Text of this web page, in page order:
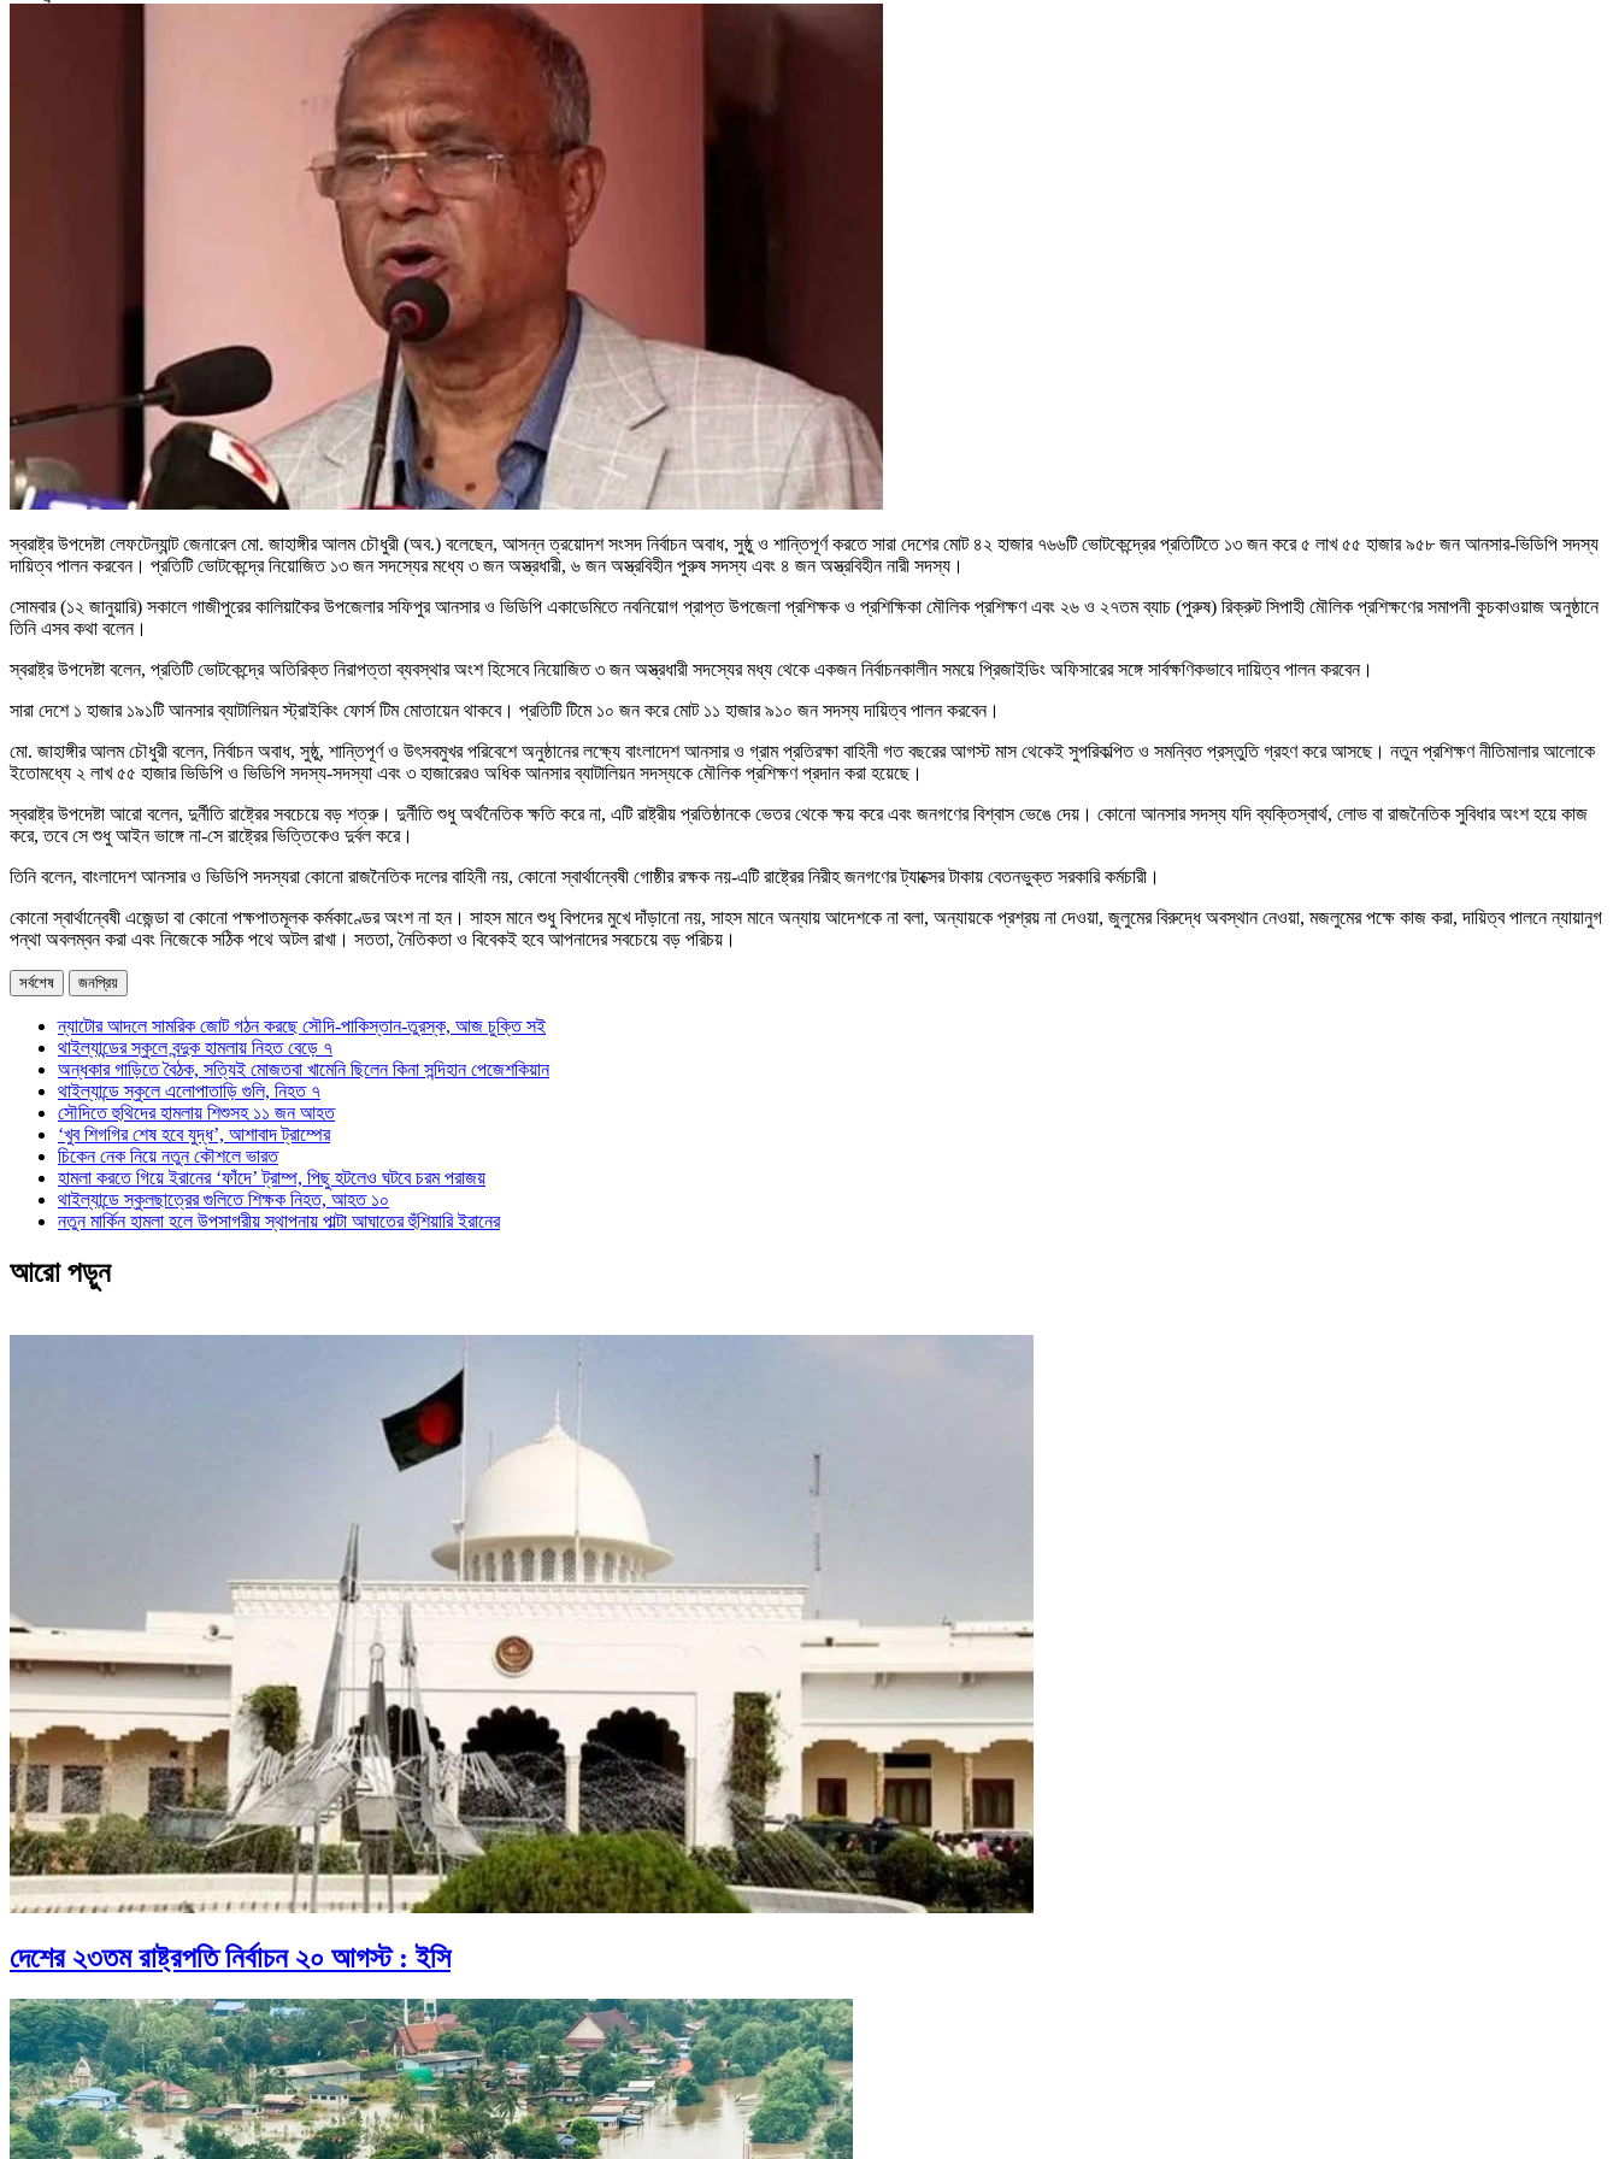
স্বরাষ্ট্র উপদেষ্টা লেফটেন্যান্ট জেনারেল মো. জাহাঙ্গীর আলম চৌধুরী (অব.) বলেছেন, আসন্ন ত্রয়োদশ সংসদ নির্বাচন অবাধ, সুষ্ঠু ও শান্তিপূর্ণ করতে সারা দেশের মোট ৪২ হাজার ৭৬৬টি ভোটকেন্দ্রের প্রতিটিতে ১৩ জন করে ৫ লাখ ৫৫ হাজার ৯৫৮ জন আনসার-ভিডিপি সদস্য
দায়িত্ব পালন করবেন। প্রতিটি ভোটকেন্দ্রে নিয়োজিত ১৩ জন সদস্যের মধ্যে ৩ জন অস্ত্রধারী, ৬ জন অস্ত্রবিহীন পুরুষ সদস্য এবং ৪ জন অস্ত্রবিহীন নারী সদস্য।
সোমবার (১২ জানুয়ারি) সকালে গাজীপুরের কালিয়াকৈর উপজেলার সফিপুর আনসার ও ভিডিপি একাডেমিতে নবনিয়োগ প্রাপ্ত উপজেলা প্রশিক্ষক ও প্রশিক্ষিকা মৌলিক প্রশিক্ষণ এবং ২৬ ও ২৭তম ব্যাচ (পুরুষ) রিক্রুট সিপাহী মৌলিক প্রশিক্ষণের সমাপনী কুচকাওয়াজ অনুষ্ঠানে
তিনি এসব কথা বলেন।
স্বরাষ্ট্র উপদেষ্টা বলেন, প্রতিটি ভোটকেন্দ্রে অতিরিক্ত নিরাপত্তা ব্যবস্থার অংশ হিসেবে নিয়োজিত ৩ জন অস্ত্রধারী সদস্যের মধ্য থেকে একজন নির্বাচনকালীন সময়ে প্রিজাইডিং অফিসারের সঙ্গে সার্বক্ষণিকভাবে দায়িত্ব পালন করবেন।
সারা দেশে ১ হাজার ১৯১টি আনসার ব্যাটালিয়ন স্ট্রাইকিং ফোর্স টিম মোতায়েন থাকবে। প্রতিটি টিমে ১০ জন করে মোট ১১ হাজার ৯১০ জন সদস্য দায়িত্ব পালন করবেন।
মো. জাহাঙ্গীর আলম চৌধুরী বলেন, নির্বাচন অবাধ, সুষ্ঠু, শান্তিপূর্ণ ও উৎসবমুখর পরিবেশে অনুষ্ঠানের লক্ষ্যে বাংলাদেশ আনসার ও গ্রাম প্রতিরক্ষা বাহিনী গত বছরের আগস্ট মাস থেকেই সুপরিকল্পিত ও সমন্বিত প্রস্তুতি গ্রহণ করে আসছে। নতুন প্রশিক্ষণ নীতিমালার আলোকে
ইতোমধ্যে ২ লাখ ৫৫ হাজার ভিডিপি ও ভিডিপি সদস্য-সদস্যা এবং ৩ হাজারেরও অধিক আনসার ব্যাটালিয়ন সদস্যকে মৌলিক প্রশিক্ষণ প্রদান করা হয়েছে।
স্বরাষ্ট্র উপদেষ্টা আরো বলেন, দুর্নীতি রাষ্ট্রের সবচেয়ে বড় শত্রু। দুর্নীতি শুধু অর্থনৈতিক ক্ষতি করে না, এটি রাষ্ট্রীয় প্রতিষ্ঠানকে ভেতর থেকে ক্ষয় করে এবং জনগণের বিশ্বাস ভেঙে দেয়। কোনো আনসার সদস্য যদি ব্যক্তিস্বার্থ, লোভ বা রাজনৈতিক সুবিধার অংশ হয়ে কাজ
করে, তবে সে শুধু আইন ভাঙ্গে না-সে রাষ্ট্রের ভিত্তিকেও দুর্বল করে।
তিনি বলেন, বাংলাদেশ আনসার ও ভিডিপি সদস্যরা কোনো রাজনৈতিক দলের বাহিনী নয়, কোনো স্বার্থান্বেষী গোষ্ঠীর রক্ষক নয়-এটি রাষ্ট্রের নিরীহ জনগণের ট্যাক্সের টাকায় বেতনভুক্ত সরকারি কর্মচারী।
কোনো স্বার্থান্বেষী এজেন্ডা বা কোনো পক্ষপাতমূলক কর্মকাণ্ডের অংশ না হন। সাহস মানে শুধু বিপদের মুখে দাঁড়ানো নয়, সাহস মানে অন্যায় আদেশকে না বলা, অন্যায়কে প্রশ্রয় না দেওয়া, জুলুমের বিরুদ্ধে অবস্থান নেওয়া, মজলুমের পক্ষে কাজ করা, দায়িত্ব পালনে ন্যায়ানুগ
পন্থা অবলম্বন করা এবং নিজেকে সঠিক পথে অটল রাখা। সততা, নৈতিকতা ও বিবেকই হবে আপনাদের সবচেয়ে বড় পরিচয়।
সর্বশেষ জনপ্রিয়
ন্যাটোর আদলে সামরিক জোট গঠন করছে সৌদি-পাকিস্তান-তুরস্ক, আজ চুক্তি সই
থাইল্যান্ডের স্কুলে বন্দুক হামলায় নিহত বেড়ে ৭
অন্ধকার গাড়িতে বৈঠক, সত্যিই মোজতবা খামেনি ছিলেন কিনা সন্দিহান পেজেশকিয়ান
থাইল্যান্ডে স্কুলে এলোপাতাড়ি গুলি, নিহত ৭
সৌদিতে হুথিদের হামলায় শিশুসহ ১১ জন আহত
‘খুব শিগগির শেষ হবে যুদ্ধ’, আশাবাদ ট্রাম্পের
চিকেন নেক নিয়ে নতুন কৌশলে ভারত
হামলা করতে গিয়ে ইরানের ‘ফাঁদে’ ট্রাম্প, পিছু হটলেও ঘটবে চরম পরাজয়
থাইল্যান্ডে স্কুলছাত্রের গুলিতে শিক্ষক নিহত, আহত ১০
নতুন মার্কিন হামলা হলে উপসাগরীয় স্থাপনায় পাল্টা আঘাতের হুঁশিয়ারি ইরানের
আরো পড়ুন
দেশের ২৩তম রাষ্ট্রপতি নির্বাচন ২০ আগস্ট : ইসি